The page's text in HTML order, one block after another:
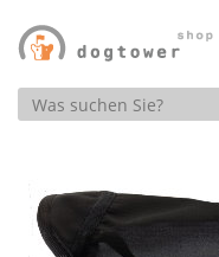
Produktsuche